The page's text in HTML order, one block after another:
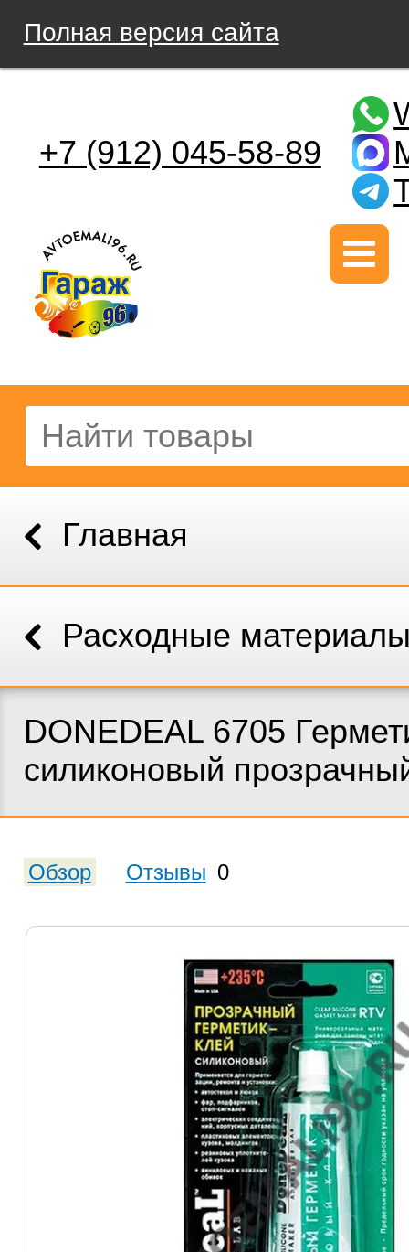
Полная версия сайта
+7 (912) 045-58-89
Главная
Расходные
DONEDEAL 6705
силиконовый
Обзор Отзывы 0